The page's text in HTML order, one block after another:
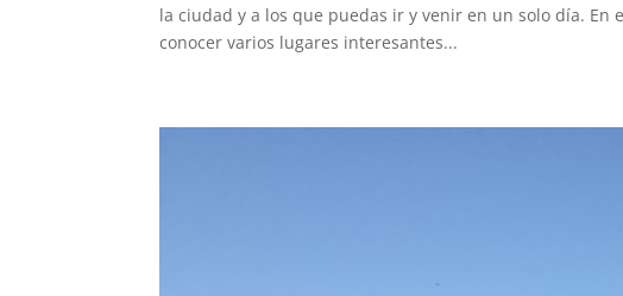
la ciudad y a los que puedas ir y venir en un solo día.
conocer varios lugares interesantes...